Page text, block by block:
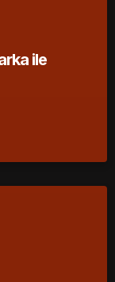
ile